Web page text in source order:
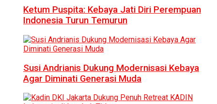
Ketum Puspita: Kebaya Jati Diri Perempuan
Indonesia Turun Temurun
Susi Andrianis Dukung Modernisasi Kebaya
Agar Diminati Generasi Muda